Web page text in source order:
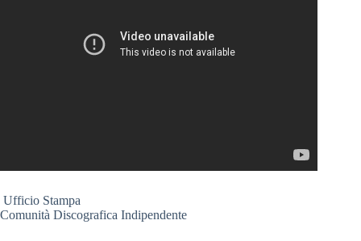
Ufficio Stampa
Comunità Discografica Indipendente